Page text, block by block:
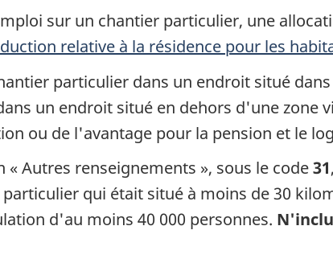
sur un chantier particulier, une
relative à la résidence pour les
particulier dans un endroit situé
un endroit situé en dehors d'une zone
ou de l'avantage pour la pension et le
« Autres renseignements », sous le code31
qui était situé à moins de 30
d'au moins 40 000 personnes.